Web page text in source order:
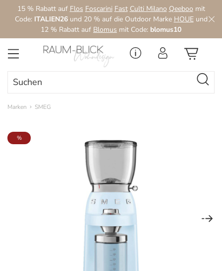
Zum Hauptinhalt springen
15 % Rabatt auf Flos Foscarini Fast Culti Milano Qeeboo mit
Code: ITALIEN26und 20 % auf die Outdoor Marke HOUEund
12 % Rabatt auf Blomus mit Code: blomus10
Marken SMEG
Bildergalerie überspringen
%